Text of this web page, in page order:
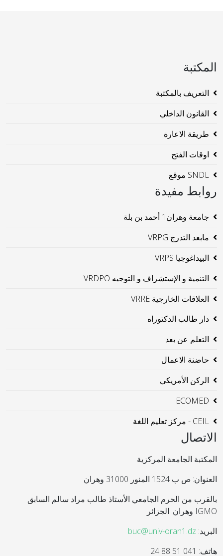
المكتبة
التعريف بالمكتبة
القانون الداخلي
طريقة الاعارة
اوقات الفتح
SNDL موقع
روابط مفيدة
جامعة وهران1 أحمد بن بلة
مابعد التدرج VRPG
البيداغوجيا VRPS
التنمية و الإستشراف و التوجيه VRDPO
العلاقات الخارجية VRRE
دار طالب الدكتوراه
التعلم عن بعد
حاضنة الاعمال
الركن الأمريكي
ECOMED
CEIL - مركز تعليم اللغة
الاتصال
المكتبة الجامعة المركزية
العنوان: ص ب 1524 المنور 31000 وهران
بالقرب من الحرم الجامعي الأستاذ طالب مراد سالم السابق
IGMO وهران. الجزائر
البريد: buc@univ-oran1.dz
هاتف: 041 51 88 24